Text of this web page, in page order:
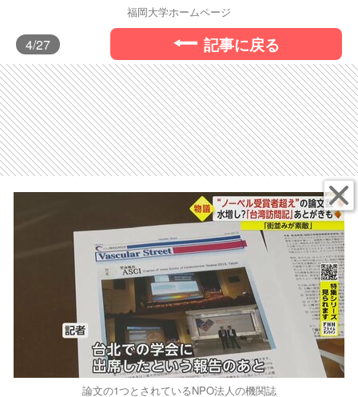
福岡大学ホームページ
4/27 記事に戻る
論文の1つとされているNPO法人の機関誌